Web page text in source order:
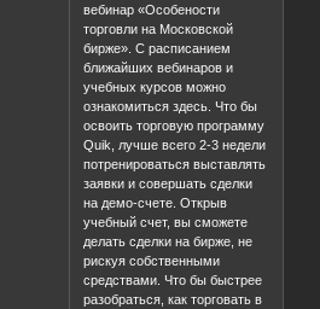
вебинар «Особености
торговли на Московской
бирже». С расписанием
ближайших вебинаров и
учебных курсов можно
ознакомиться здесь. Что бы
освоить торговую программу
Quik, лучше всего 2-3 недели
потренироваться выставлять
заявки и совершать сделки
на демо-счете. Открыв
учебный счет, вы сможете
делать сделки на бирже, не
рискуя собственными
средствами. Что бы быстрее
разобраться, как торговать в